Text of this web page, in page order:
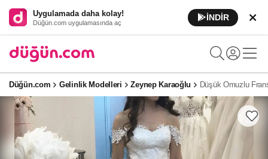
Uygulamada daha kolay!
Düğün.com uygulamasında aç
İNDİR
Düğün.com Gelinlik Modelleri Zeynep Karaoğlu Düşük Omuzlu